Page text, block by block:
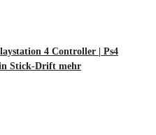
4 Controller | Ps4
Stick-Drift mehr